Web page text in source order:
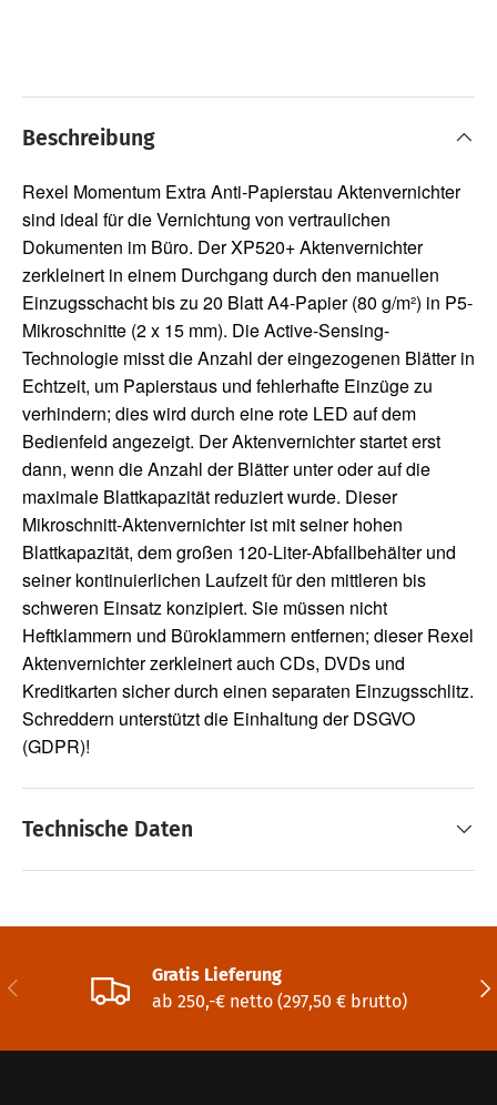
Beschreibung
Rexel Momentum Extra Anti-Papierstau Aktenvernichter
sind ideal für die Vernichtung von vertraulichen
Dokumenten im Büro. Der XP520+ Aktenvernichter
zerkleinert in einem Durchgang durch den manuellen
Einzugsschacht bis zu 20 Blatt A4-Papier (80 g/m²) in P5-
Mikroschnitte (2 x 15 mm). Die Active-Sensing-
Technologie misst die Anzahl der eingezogenen Blätter in
Echtzeit, um Papierstaus und fehlerhafte Einzüge zu
verhindern; dies wird durch eine rote LED auf dem
Bedienfeld angezeigt. Der Aktenvernichter startet erst
dann, wenn die Anzahl der Blätter unter oder auf die
maximale Blattkapazität reduziert wurde. Dieser
Mikroschnitt-Aktenvernichter ist mit seiner hohen
Blattkapazität, dem großen 120-Liter-Abfallbehälter und
seiner kontinuierlichen Laufzeit für den mittleren bis
schweren Einsatz konzipiert. Sie müssen nicht
Heftklammern und Büroklammern entfernen; dieser Rexel
Aktenvernichter zerkleinert auch CDs, DVDs und
Kreditkarten sicher durch einen separaten Einzugsschlitz.
Schreddern unterstützt die Einhaltung der DSGVO
(GDPR)!
Technische Daten
Vorherige
Gratis Lieferung
ab 250,-€ netto (297,50 € brutto)